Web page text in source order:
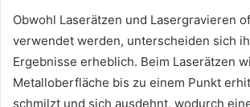
Obwohl Laserätzen und Lasergravieren
verwendet werden, unterscheiden sich
Ergebnisse erheblich. Beim Laserätzen
Metalloberfläche bis zu einem Punkt
schmilzt und sich ausdehnt, wodurch